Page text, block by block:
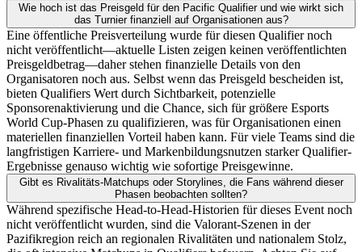
Wie hoch ist das Preisgeld für den Pacific Qualifier und wie wirkt sich
das Turnier finanziell auf Organisationen aus?
Eine öffentliche Preisverteilung wurde für diesen Qualifier noch
nicht veröffentlicht—aktuelle Listen zeigen keinen veröffentlichten
Preisgeldbetrag—daher stehen finanzielle Details von den
Organisatoren noch aus. Selbst wenn das Preisgeld bescheiden ist,
bieten Qualifiers Wert durch Sichtbarkeit, potenzielle
Sponsorenaktivierung und die Chance, sich für größere Esports
World Cup-Phasen zu qualifizieren, was für Organisationen einen
materiellen finanziellen Vorteil haben kann. Für viele Teams sind die
langfristigen Karriere- und Markenbildungsnutzen starker Qualifier-
Ergebnisse genauso wichtig wie sofortige Preisgewinne.
Gibt es Rivalitäts-Matchups oder Storylines, die Fans während dieser
Phasen beobachten sollten?
Während spezifische Head-to-Head-Historien für dieses Event noch
nicht veröffentlicht wurden, sind die Valorant-Szenen in der
Pazifikregion reich an regionalen Rivalitäten und nationalem Stolz,